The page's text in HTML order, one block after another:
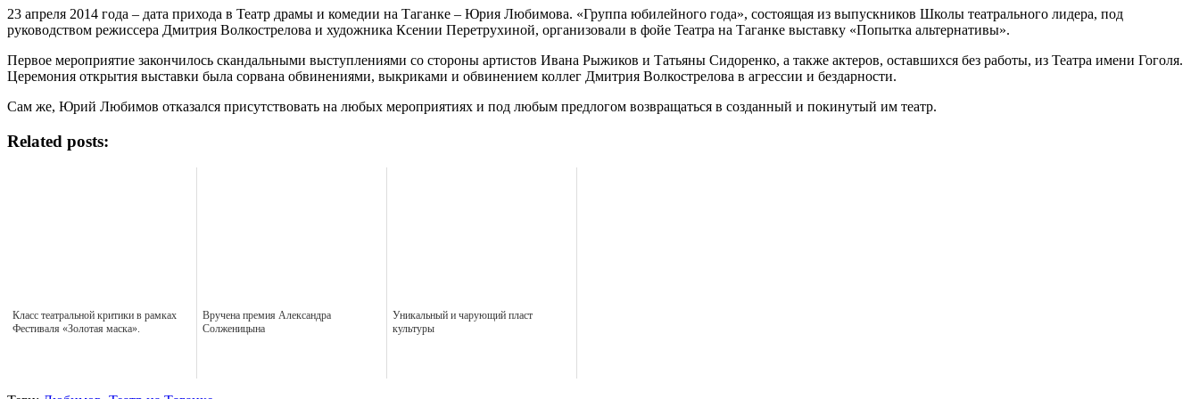
23 апреля 2014 года – дата прихода в Театр драмы и комедии на Таганке – Юрия Любимова. «Группа юбилейного года», состоящая из выпускников Школы театрального лидера, под
руководством режиссера Дмитрия Волкострелова и художника Ксении Перетрухиной, организовали в фойе Театра на Таганке выставку «Попытка альтернативы».
Первое мероприятие закончилось скандальными выступлениями со стороны артистов Ивана Рыжиков и Татьяны Сидоренко, а также актеров, оставшихся без работы, из Театра имени Гоголя.
Церемония открытия выставки была сорвана обвинениями, выкриками и обвинением коллег Дмитрия Волкострелова в агрессии и бездарности.
Сам же, Юрий Любимов отказался присутствовать на любых мероприятиях и под любым предлогом возвращаться в созданный и покинутый им театр.
Related posts:
Класс театральной критики в рамках
Фестиваля «Золотая маска».
Вручена премия Александра
Солженицына
Уникальный и чарующий пласт
культуры